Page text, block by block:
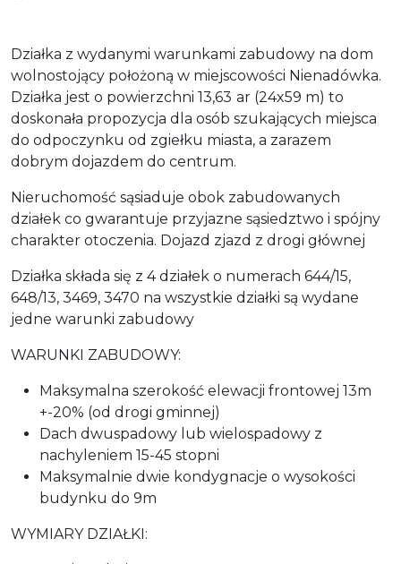
Działka z wydanymi warunkami zabudowy na dom
wolnostojący położoną w miejscowości Nienadówka.
Działka jest o powierzchni 13,63 ar (24x59 m) to
doskonała propozycja dla osób szukających miejsca
do odpoczynku od zgiełku miasta, a zarazem
dobrym dojazdem do centrum.
Nieruchomość sąsiaduje obok zabudowanych
działek co gwarantuje przyjazne sąsiedztwo i spójny
charakter otoczenia. Dojazd zjazd z drogi głównej
Działka składa się z 4 działek o numerach 644/15,
648/13, 3469, 3470 na wszystkie działki są wydane
jedne warunki zabudowy
WARUNKI ZABUDOWY:
Maksymalna szerokość elewacji frontowej 13m
+-20% (od drogi gminnej)
Dach dwuspadowy lub wielospadowy z
nachyleniem 15-45 stopni
Maksymalnie dwie kondygnacje o wysokości
budynku do 9m
WYMIARY DZIAŁKI: